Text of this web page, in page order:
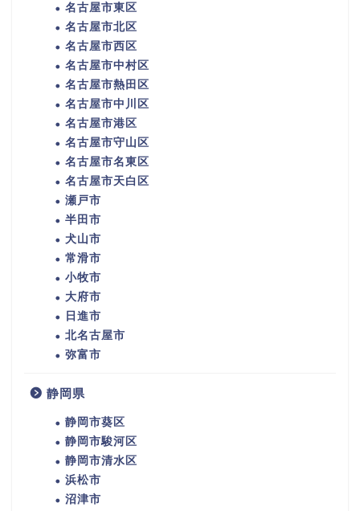
名古屋市東区
名古屋市北区
名古屋市西区
名古屋市中村区
名古屋市熱田区
名古屋市中川区
名古屋市港区
名古屋市守山区
名古屋市名東区
名古屋市天白区
瀬戸市
半田市
犬山市
常滑市
小牧市
大府市
日進市
北名古屋市
弥富市
静岡県
静岡市葵区
静岡市駿河区
静岡市清水区
浜松市
沼津市